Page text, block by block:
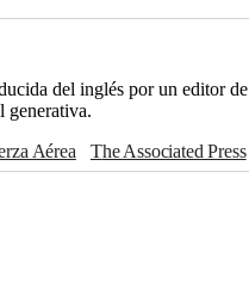
del inglés por un editor
generativa.
Aérea The Associated Press